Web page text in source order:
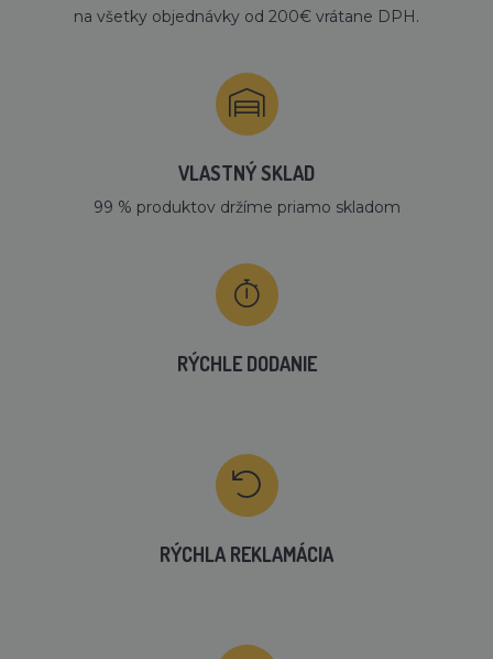
na všetky objednávky od 200€ vrátane DPH.
VLASTNÝ SKLAD
99 % produktov držíme priamo skladom
RÝCHLE DODANIE
RÝCHLA REKLAMÁCIA